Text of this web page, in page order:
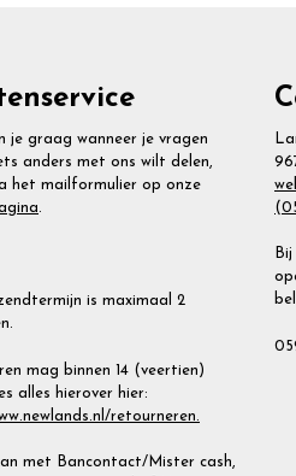
je graag wanneer je vragen
anders met ons wilt delen,
het mailformulier op onze
.
is maximaal 2
mag binnen 14 (veertien)
alles hierover hier:
retourneren.
met Bancontact/Mister cash,